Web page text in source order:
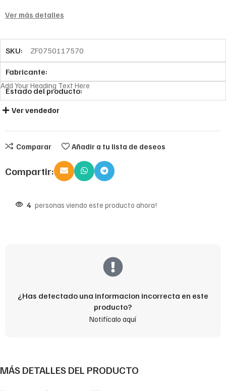
Ver más detalles
SKU: ZF0750117570
Fabricante:
Estado del producto:
Add Your Heading Text Here
Ver vendedor
Comparar Añadir a tu lista de deseos
Compartir:
4 personas viendo este producto ahora!
¿Has detectado una informacion incorrecta en este
producto?
Notifícalo aquí
MÁS DETALLES DEL PRODUCTO